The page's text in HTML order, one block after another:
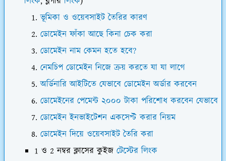
ভূমিকা ও ওয়েবসাইট তৈরির কারণ
ডোমেইন ফাঁকা আছে কিনা চেক করা
ডোমেইন নাম কেমন হতে হবে?
নেমচিপ ডোমেইন নিজে ক্রয় করতে যা যা লাগে
অর্ডিনারি আইটিতে যেভাবে ডোমেইন অর্ডার করবেন
ডোমেইনের পেমেন্ট ২০০০ টাকা পরিশোধ করবেন যেভাবে
ডোমেইন ইনভাইটেশন একসেপ্ট করার নিয়ম
ডোমেইন দিয়ে ওয়েবসাইট তৈরি করা
1 ও 2 নম্বর ক্লাসের কুইজ টেস্টের লিংক